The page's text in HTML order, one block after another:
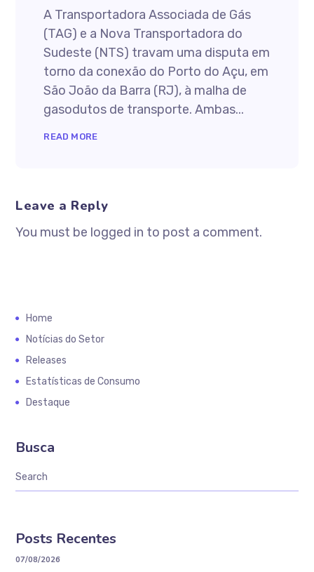
A Transportadora Associada de Gás
(TAG) e a Nova Transportadora do
Sudeste (NTS) travam uma disputa em
torno da conexão do Porto do Açu, em
São João da Barra (RJ), à malha de
gasodutos de transporte. Ambas...
READ MORE
Leave a Reply
You must be logged in to post a comment.
Home
Notícias do Setor
Releases
Estatísticas de Consumo
Destaque
Busca
Posts Recentes
07/08/2026